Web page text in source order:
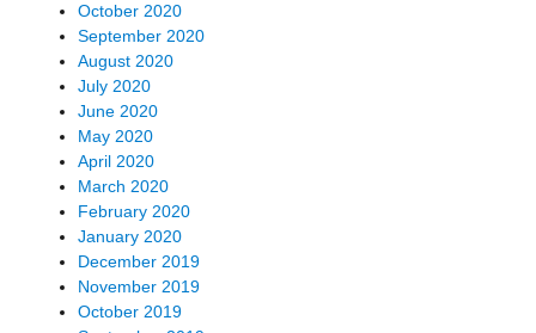
October 2020
September 2020
August 2020
July 2020
June 2020
May 2020
April 2020
March 2020
February 2020
January 2020
December 2019
November 2019
October 2019